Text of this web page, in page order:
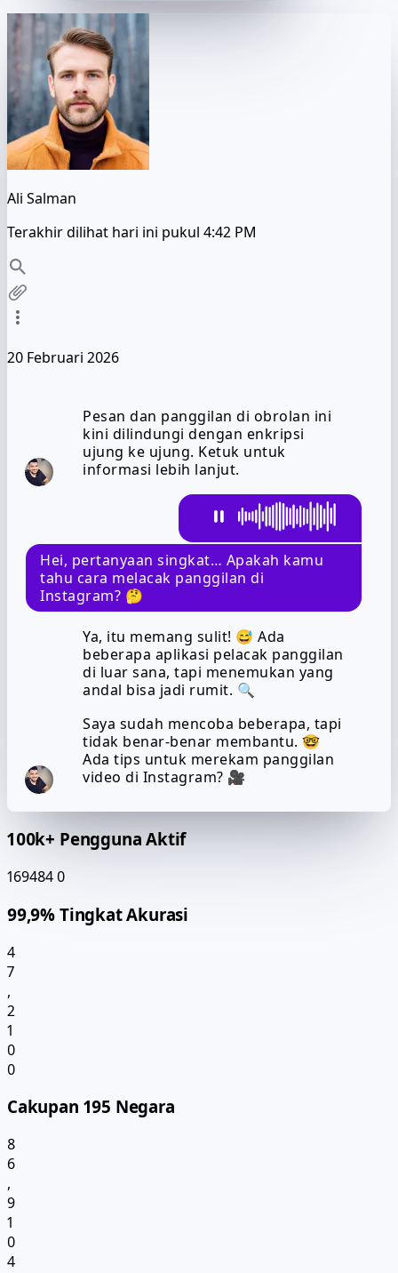
Ali Salman
Terakhir dilihat hari ini pukul 4:42 PM
20 Februari 2026
Pesan dan panggilan di obrolan ini
kini dilindungi dengan enkripsi
ujung ke ujung. Ketuk untuk
informasi lebih lanjut.
Hei, pertanyaan singkat… Apakah kamu
tahu cara melacak panggilan di
Instagram? 🤔
Ya, itu memang sulit! 😅 Ada
beberapa aplikasi pelacak panggilan
di luar sana, tapi menemukan yang
andal bisa jadi rumit. 🔍
Saya sudah mencoba beberapa, tapi
tidak benar-benar membantu. 🤓
Ada tips untuk merekam panggilan
video di Instagram? 🎥
100k+ Pengguna Aktif
1694840
99,9% Tingkat Akurasi
4
7
,
2
1
0
0
Cakupan 195 Negara
8
6
,
9
1
0
4